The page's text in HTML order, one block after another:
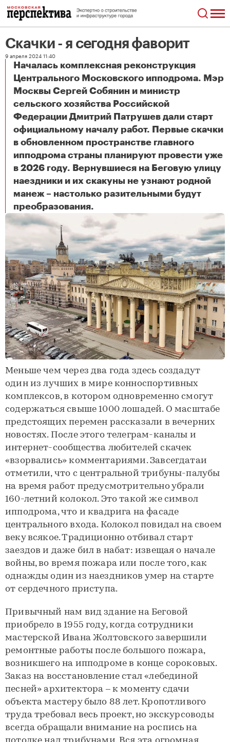
Скачки - я сегодня фаворит
9 апреля 2024 11:40
Началась комплексная реконструкция
Центрального Московского ипподрома. Мэр
Москвы Сергей Собянин и министр
сельского хозяйства Российской
Федерации Дмитрий Патрушев дали старт
официальному началу работ. Первые скачки
в обновленном пространстве главного
ипподрома страны планируют провести уже
в 2026 году. Вернувшиеся на Беговую улицу
наездники и их скакуны не узнают родной
манеж – настолько разительными будут
преобразования.
Скачки - я сегодня фаворит
Меньше чем через два года здесь создадут
один из лучших в мире конноспортивных
комплексов, в котором одновременно смогут
содержаться свыше 1000 лошадей. О масштабе
предстоящих перемен рассказали в вечерних
новостях. После этого телеграм-каналы и
интернет-сообщества любителей скачек
«взорвались» комментариями. Завсегдатаи
отметили, что с центральной трибуны-палубы
на время работ предусмотрительно убрали
160-летний колокол. Это такой же символ
ипподрома, что и квадрига на фасаде
центрального входа. Колокол повидал на своем
веку всякое. Традиционно отбивал старт
заездов и даже бил в набат: извещая о начале
войны, во время пожара или после того, как
однажды один из наездников умер на старте
от сердечного приступа.
Привычный нам вид здание на Беговой
приобрело в 1955 году, когда сотрудники
мастерской Ивана Жолтовского завершили
ремонтные работы после большого пожара,
возникшего на ипподроме в конце сороковых.
Заказ на восстановление стал «лебединой
песней» архитектора – к моменту сдачи
объекта мастеру было 88 лет. Кропотливого
труда требовал весь проект, но экскурсоводы
всегда обращали внимание на роспись на